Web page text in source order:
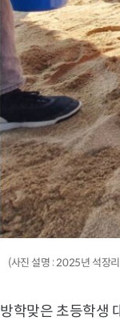
(사진 설명 : 2025년 석장
방학맞은 초등학생